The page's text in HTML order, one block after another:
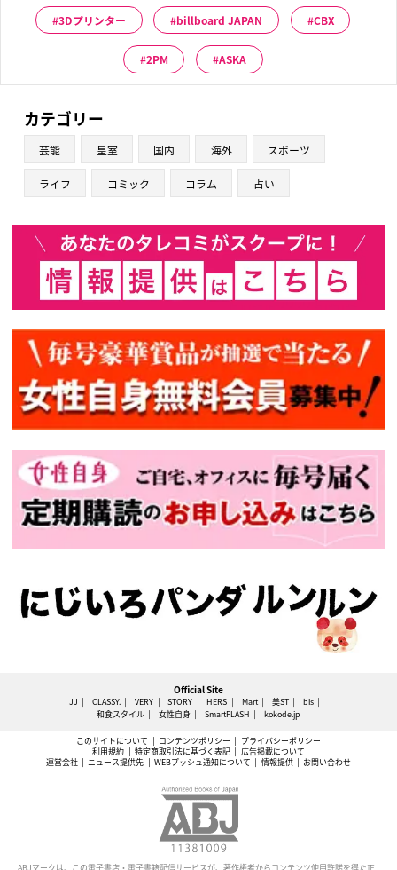
3Dプリンター billboard JAPAN CBX
2PM ASKA
カテゴリー
芸能 皇室 国内 海外 スポーツ
ライフ コミック コラム 占い
Official Site
JJ CLASSY. VERY STORY HERS Mart 美ST
bis
和食スタイル
女性自身 SmartFLASH kokode.jp
このサイトについて コンテンツポリシー
プライバシーポリシー
利用規約
特定商取引法に基づく表記
広告掲載について
運営会社
ニュース提供先 WEBプッシュ通知について 情報提供 お問い合わせ
ABJマークは、この電子書店・電子書籍配信サービスが、著作権者からコンテンツ使用許諾を得た正